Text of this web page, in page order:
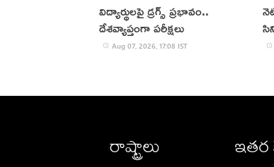
విద్యార్థులపై డ్రగ్స్ ప్రభావం..
దేశవ్యాప్తంగా పరీక్షలు
Aug 07, 2026, 17:08 IST
రాష్ట్రాలు ఇతర